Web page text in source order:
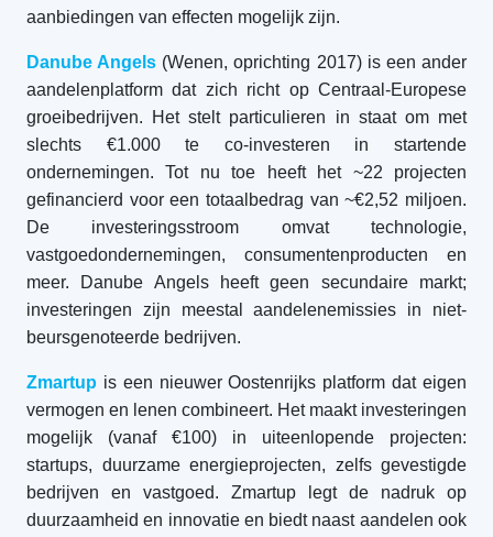
aanbiedingen van effecten mogelijk zijn.
Danube Angels (Wenen, oprichting 2017) is een ander
aandelenplatform dat zich richt op Centraal-Europese
groeibedrijven. Het stelt particulieren in staat om met
slechts €1.000 te co-investeren in startende
ondernemingen. Tot nu toe heeft het ~22 projecten
gefinancierd voor een totaalbedrag van ~€2,52 miljoen.
De investeringsstroom omvat technologie,
vastgoedondernemingen, consumentenproducten en
meer. Danube Angels heeft geen secundaire markt;
investeringen zijn meestal aandelenemissies in niet-
beursgenoteerde bedrijven.
Zmartup is een nieuwer Oostenrijks platform dat eigen
vermogen en lenen combineert. Het maakt investeringen
mogelijk (vanaf €100) in uiteenlopende projecten:
startups, duurzame energieprojecten, zelfs gevestigde
bedrijven en vastgoed. Zmartup legt de nadruk op
duurzaamheid en innovatie en biedt naast aandelen ook